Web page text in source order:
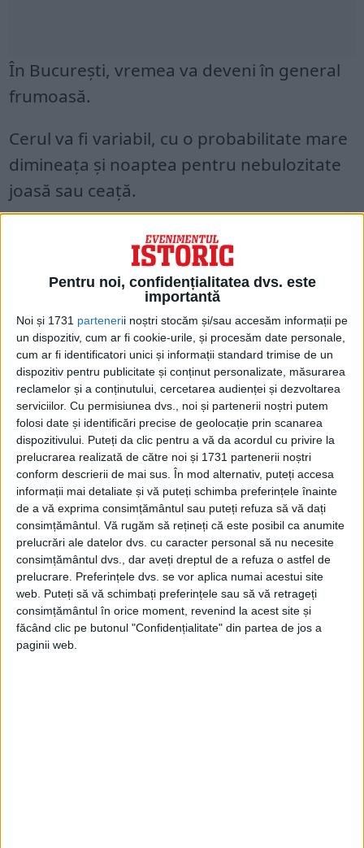
Pentru noi, confidențialitatea dvs. este
importantă
Noi și 1731 partenerii noștri stocăm și/sau accesăm informații pe
un dispozitiv, cum ar fi cookie-urile, și procesăm date personale,
cum ar fi identificatori unici și informații standard trimise de un
dispozitiv pentru publicitate și conținut personalizate, măsurarea
reclamelor și a conținutului, cercetarea audienței și dezvoltarea
serviciilor. Cu permisiunea dvs., noi și partenerii noștri putem
folosi date și identificări precise de geolocație prin scanarea
dispozitivului. Puteți da clic pentru a vă da acordul cu privire la
prelucrarea realizată de către noi și 1731 partenerii noștri
conform descrierii de mai sus. În mod alternativ, puteți accesa
informații mai detaliate și vă puteți schimba preferințele înainte
de a vă exprima consimțământul sau puteți refuza să vă dați
consimțământul. Vă rugăm să rețineți că este posibil ca anumite
prelucrări ale datelor dvs. cu caracter personal să nu necesite
consimțământul dvs., dar aveți dreptul de a refuza o astfel de
prelucrare. Preferințele dvs. se vor aplica numai acestui site
web. Puteți să vă schimbați preferințele sau să vă retrageți
consimțământul în orice moment, revenind la acest site și
făcând clic pe butonul "Confidențialitate" din partea de jos a
paginii web.
În București, vremea va deveni în general
frumoasă.
Cerul va fi variabil, cu o probabilitate mare
dimineața și noaptea pentru nebulozitate
joasă sau ceață.
Vântul va sufla slab și moderat.
Temperatura maximă va fi de 14-15 grade,
iar cea minimă de 3-5 grade.